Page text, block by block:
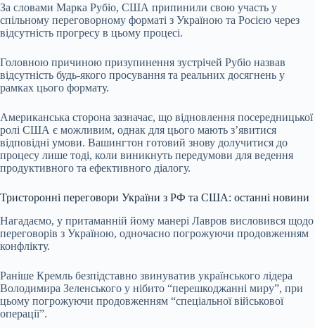
За словами Марка Рубіо, США припинили свою участь у
спільному переговорному форматі з Україною та Росією через
відсутність прогресу в цьому процесі.
Головною причиною призупинення зустрічей Рубіо назвав
відсутність будь-якого просування та реальних досягнень у
рамках цього формату.
Американська сторона зазначає, що відновлення посередницької
ролі США є можливим, однак для цього мають з’явитися
відповідні умови. Вашингтон готовий знову долучитися до
процесу лише тоді, коли виникнуть передумови для ведення
продуктивного та ефективного діалогу.
Тристоронні переговори України з РФ та США: останні новини
Нагадаємо, у притаманній йому манері Лавров висловився щодо
переговорів з Україною, одночасно погрожуючи продовженням
конфлікту.
Раніше Кремль безпідставно звинуватив українського лідера
Володимира Зеленського у нібито “перешкоджанні миру”, при
цьому погрожуючи продовженням “спеціальної військової
операції”.